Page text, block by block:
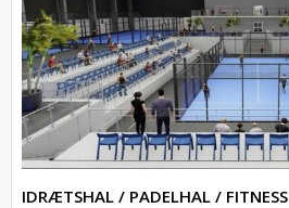
IDRÆTSHAL / PADELHAL / FITNESS